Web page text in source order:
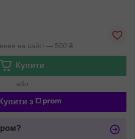
на сайті — 500 ₴
Купити
або
Купити з